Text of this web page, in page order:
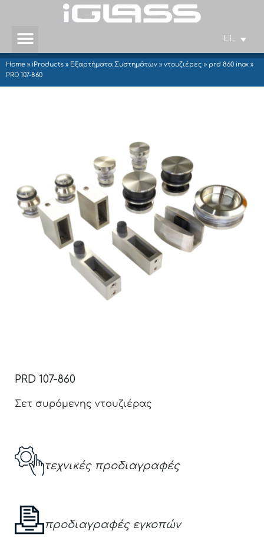
EL
Home » iProducts » Εξαρτήματα Συστημάτων » ντουζιέρες » prd 860 inox »
PRD 107-860
PRD 107-860
Σετ συρόμενης ντουζιέρας
τεχνικές προδιαγραφές
προδιαγραφές εγκοπών